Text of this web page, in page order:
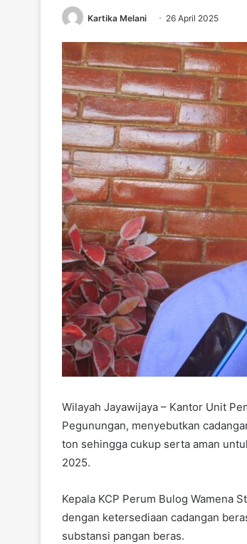
Kartika Melani 26 April 2025
Wilayah Jayawijaya – Kantor Unit
Pegunungan, menyebutkan
ton sehingga cukup serta aman
2025.
Kepala KCP Perum Bulog Wamena
dengan ketersediaan cadangan
substansi pangan beras.